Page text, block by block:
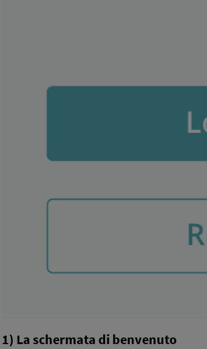
1) La schermata di benvenuto